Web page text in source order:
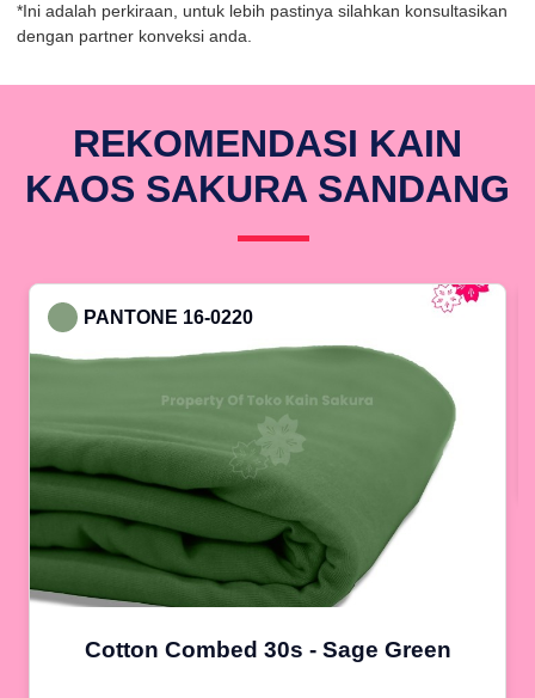
*Ini adalah perkiraan, untuk lebih pastinya silahkan konsultasikan
dengan partner konveksi anda.
REKOMENDASI KAIN
KAOS SAKURA SANDANG
PANTONE 16-0220
Cotton Combed 30s - Sage Green